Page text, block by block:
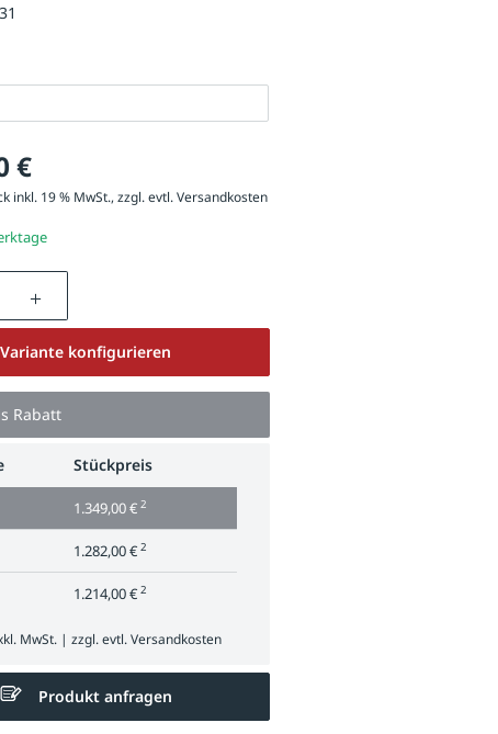
€
inkl. 19 % MwSt., zzgl. evtl.Versandkosten
Gib den gewünschten Wert ein oder
Variante konfigurieren
Rabatt
Stückpreis
1.349,00 € 2
1.282,00 € 2
1.214,00 € 2
MwSt. | zzgl. evtl.Versandkosten
Produkt anfragen